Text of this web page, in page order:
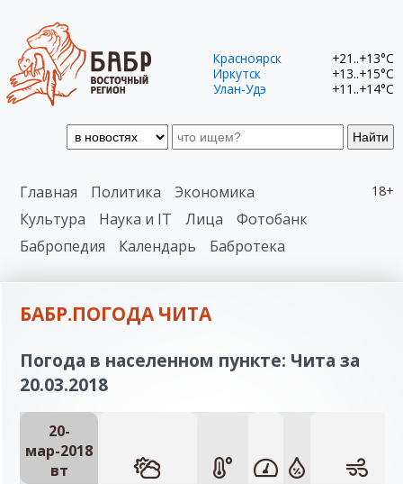
Найти
Красноярск
+21..+13°C
Иркутск
+13..+15°C
Улан-Удэ
+11..+14°C
18+
Главная Политика
Экономика
Культура
Наука и IT Лица
Фотобанк
Бабропедия
Календарь Бабротека
БАБР.ПОГОДА ЧИТА
Погода в населенном пункте: Чита за
20.03.2018
20-
мар-2018
вт